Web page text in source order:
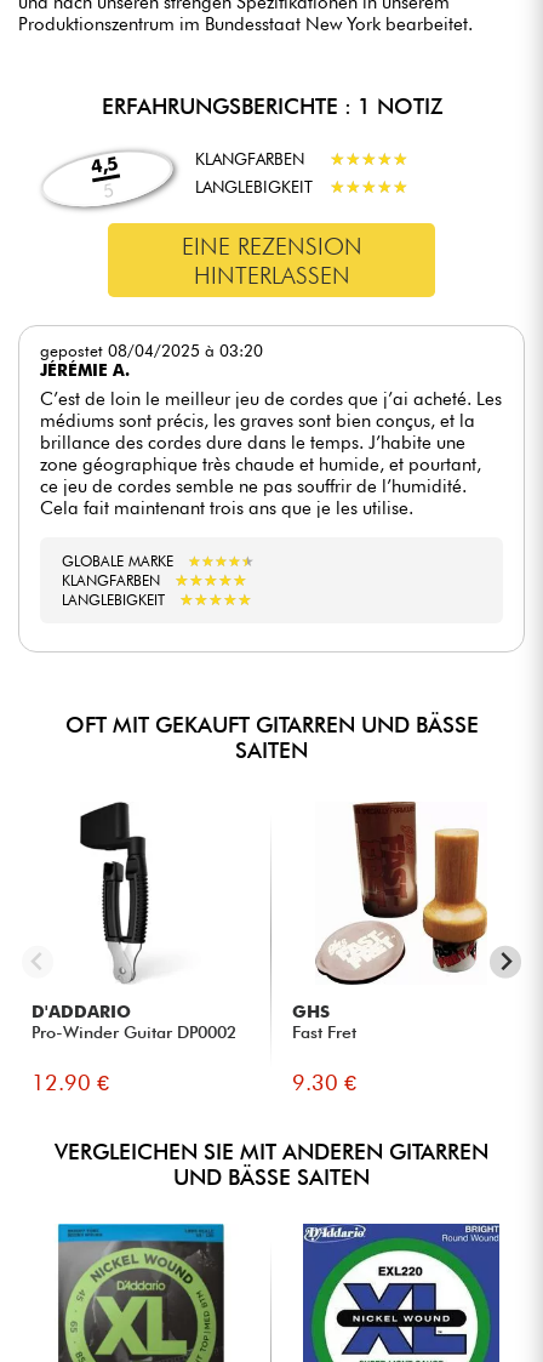
Produktionszentrum im Bundesstaat New York bearbeitet.
ERFAHRUNGSBERICHTE : 1 NOTIZ
4,5
5
KLANGFARBEN ★★★★★
★★★★★
LANGLEBIGKEIT
★★★★★
★★★★★
EINE REZENSION
HINTERLASSEN
gepostet 08/04/2025 à 03:20
JÉRÉMIE A.
C’est de loin le meilleur jeu de cordes que j’ai acheté. Les
médiums sont précis, les graves sont bien conçus, et la
brillance des cordes dure dans le temps. J’habite une
zone géographique très chaude et humide, et pourtant,
ce jeu de cordes semble ne pas souffrir de l’humidité.
Cela fait maintenant trois ans que je les utilise.
GLOBALE MARKE ★★★★★
★★★★★
KLANGFARBEN
★★★★★
★★★★★
LANGLEBIGKEIT ★★★★★
★★★★★
OFT MIT GEKAUFT GITARREN UND BÄSSE
SAITEN
D'ADDARIO
Pro-Winder Guitar DP0002
12.90 €
GHS
Fast Fret
9.30 €
VERGLEICHEN SIE MIT ANDEREN GITARREN
UND BÄSSE SAITEN